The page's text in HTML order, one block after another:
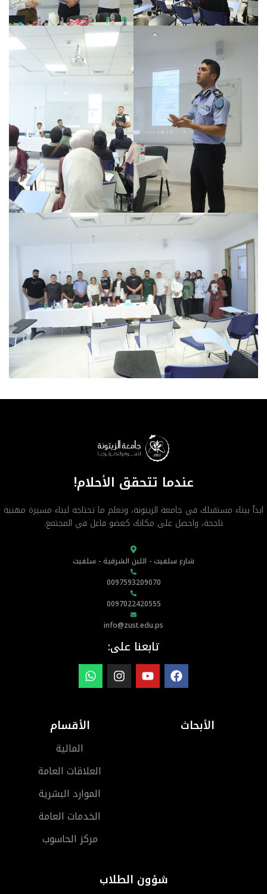
عندما تتحقق الأحلام!
ابدأ ببناء مستقبلك في جامعة الزيتونة، وتعلم ما تحتاجه لبناء مسيرة مهنية
ناجحة، واحصل على مكانك كعضو فاعل في المجتمع.
شارع سلفيت - اللبن الشرقية - سلفيت
0097593209070
0097022420555
info@zust.edu.ps
تابعنا على:
الأبحاث الأقسام
المالية
العلاقات العامة
الموارد البشرية
الخدمات العامة
مركز الحاسوب
شؤون الطلاب